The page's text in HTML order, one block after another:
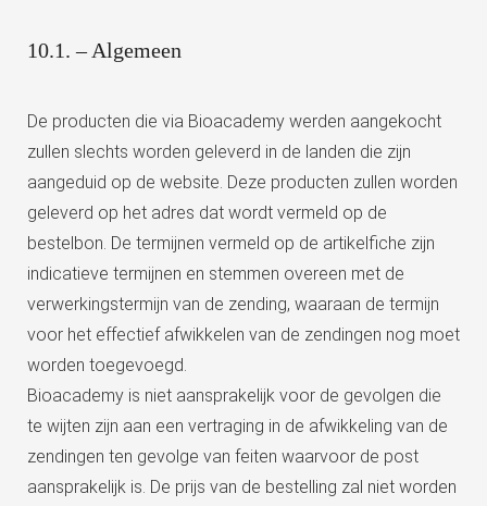
10.1. – Algemeen
De producten die via Bioacademy werden aangekocht
zullen slechts worden geleverd in de landen die zijn
aangeduid op de website. Deze producten zullen worden
geleverd op het adres dat wordt vermeld op de
bestelbon. De termijnen vermeld op de artikelfiche zijn
indicatieve termijnen en stemmen overeen met de
verwerkingstermijn van de zending, waaraan de termijn
voor het effectief afwikkelen van de zendingen nog moet
worden toegevoegd.
Bioacademy is niet aansprakelijk voor de gevolgen die
te wijten zijn aan een vertraging in de afwikkeling van de
zendingen ten gevolge van feiten waarvoor de post
aansprakelijk is. De prijs van de bestelling zal niet worden